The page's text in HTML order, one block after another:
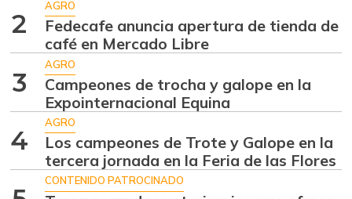
Limón mandarino
07/25/2026
$ 1.075,00
+7,50%
Mandarina
07/25/2026
$ 4.750,00
Mandarina común
06/27/2026
$ 3.425,00
+10,02%
Mango común
2
AGRO
Fedecafe anuncia apertura de tienda de
café en Mercado Libre
3
AGRO
Campeones de trocha y galope en la
Expointernacional Equina
4
AGRO
Los campeones de Trote y Galope en la
tercera jornada en la Feria de las Flores
CONTENIDO PATROCINADO